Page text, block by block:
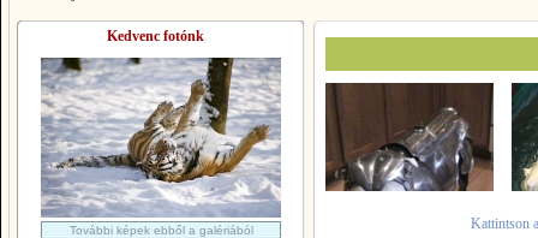
Kedvenc fotónk
További képek ebből a galériából Kattintson